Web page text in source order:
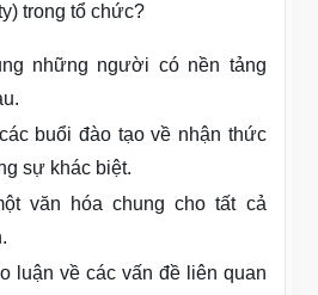
trong tổ chức?
những người có nền tảng
buổi đào tạo về nhận thức
sự khác biệt.
văn hóa chung cho tất cả
luận về các vấn đề liên quan